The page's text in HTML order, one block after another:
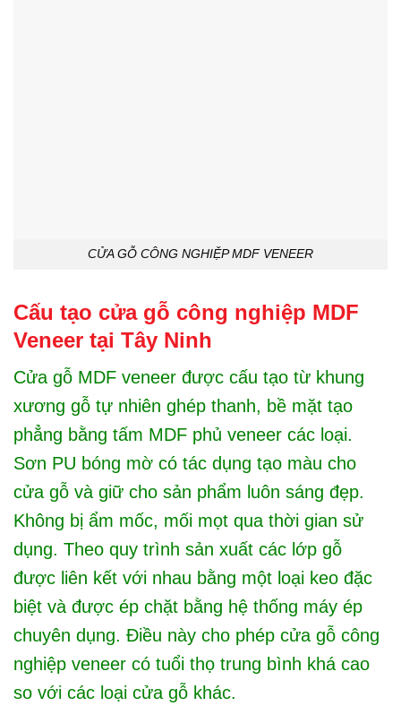
CỬA GỖ CÔNG NGHIỆP MDF VENEER
Cấu tạo cửa gỗ công nghiệp MDF
Veneer tại Tây Ninh
Cửa gỗ MDF veneer được cấu tạo từ khung
xương gỗ tự nhiên ghép thanh, bề mặt tạo
phẳng bằng tấm MDF phủ veneer các loại.
Sơn PU bóng mờ có tác dụng tạo màu cho
cửa gỗ và giữ cho sản phẩm luôn sáng đẹp.
Không bị ẩm mốc, mối mọt qua thời gian sử
dụng. Theo quy trình sản xuất các lớp gỗ
được liên kết với nhau bằng một loại keo đặc
biệt và được ép chặt bằng hệ thống máy ép
chuyên dụng. Điều này cho phép cửa gỗ công
nghiệp veneer có tuổi thọ trung bình khá cao
so với các loại cửa gỗ khác.